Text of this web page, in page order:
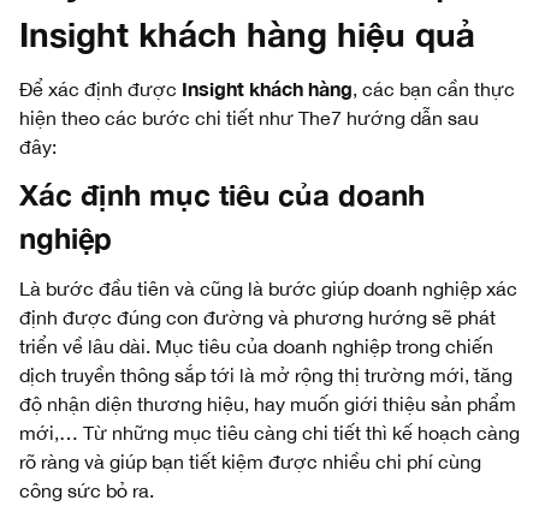
Insight khách hàng hiệu quả
Để xác định được Insight khách hàng, các bạn cần thực
hiện theo các bước chi tiết như The7 hướng dẫn sau
đây:
Xác định mục tiêu của doanh
nghiệp
Là bước đầu tiên và cũng là bước giúp doanh nghiệp xác
định được đúng con đường và phương hướng sẽ phát
triển về lâu dài. Mục tiêu của doanh nghiệp trong chiến
dịch truyền thông sắp tới là mở rộng thị trường mới, tăng
độ nhận diện thương hiệu, hay muốn giới thiệu sản phẩm
mới,… Từ những mục tiêu càng chi tiết thì kế hoạch càng
rõ ràng và giúp bạn tiết kiệm được nhiều chi phí cùng
công sức bỏ ra.